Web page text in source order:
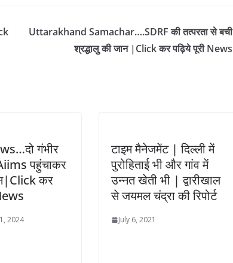
Uttarakhand Samachar….SDRF की तत्परता से बची
श्रद्धालु की जान |Click कर पढ़िये पूरी News
गंभीर
पहुंचाकर
कर
2024
टाइम मैनेजमेंट | दिल्ली में
पुरोहिताई भी और गांव में
उन्नत खेती भी | द्वारीखाल
से जयमल चंद्रा की रिपोर्ट
July 6, 2021